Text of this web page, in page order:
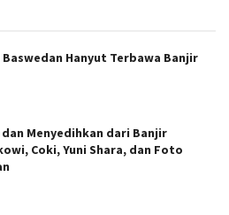
Baswedan Hanyut Terbawa Banjir
dan Menyedihkan dari Banjir
Coki, Yuni Shara, dan Foto